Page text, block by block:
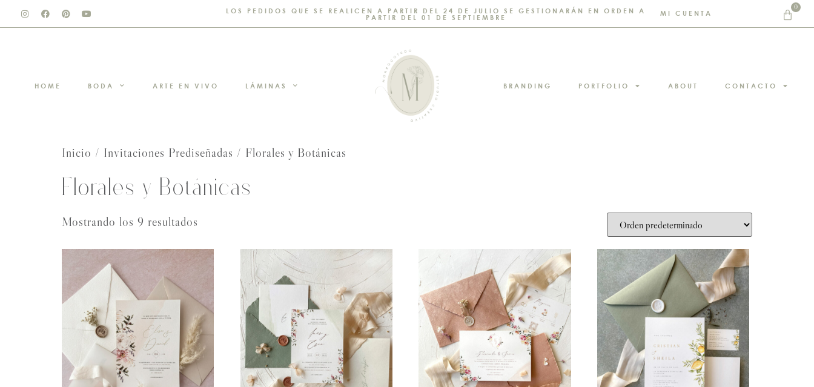
LOS PEDIDOS QUE SE REALICEN A PARTIR DEL 24 DE JULIO SE GESTIONARÁN EN ORDEN A
PARTIR DEL 01 DE SEPTIEMBRE
MI CUENTA
0
HOME BODA ARTE EN VIVO LÁMINAS BRANDING PORTFOLIO ABOUT CONTACTO
Inicio / Invitaciones Prediseñadas / Florales y Botánicas
Florales y Botánicas
Mostrando los 9 resultados